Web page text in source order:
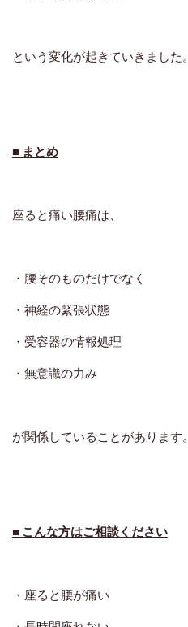
という変化が起きていきました。
■ まとめ
座ると痛い腰痛は、
・腰そのものだけでなく
・神経の緊張状態
・受容器の情報処理
・無意識の力み
が関係していることがあります。
■ こんな方はご相談ください
・座ると腰が痛い